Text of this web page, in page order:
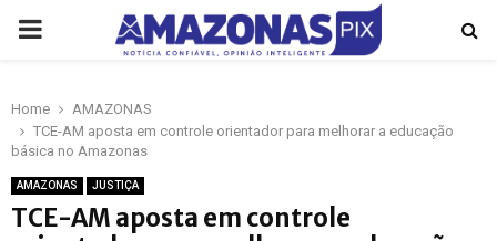
PRIMARY
Home
AMAZONAS
TCE-AM aposta em controle orientador para melhorar a educação
básica no Amazonas
AMAZONAS JUSTIÇA
TCE-AM aposta em controle